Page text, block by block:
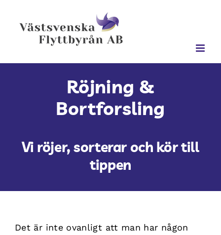
innehållet
Röjning &
Bortforsling
Vi röjer, sorterar och kör till
tippen
Det är inte ovanligt att man har någon